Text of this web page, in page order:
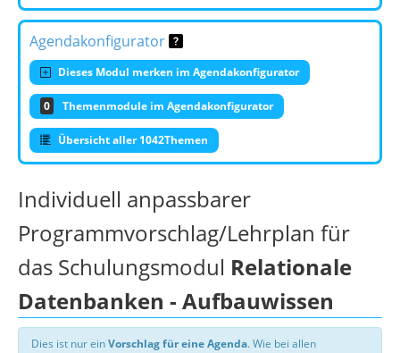
Agendakonfigurator
Dieses Modul merken im Agendakonfigurator
0 Themenmodule im Agendakonfigurator
Übersicht aller 1042Themen
Individuell anpassbarer
Programmvorschlag/Lehrplan für
das Schulungsmodul Relationale
Datenbanken - Aufbauwissen
Dies ist nur einVorschlag für eine Agenda. Wie bei allen